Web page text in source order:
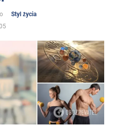
Styl życia